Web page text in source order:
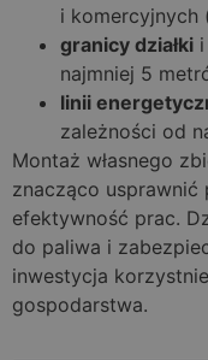
i komercyjnych
granicy działki
najmniej 5
linii
zależności od
Montaż własnego
znacząco
efektywność prac.
do paliwa i
inwestycja
gospodarstwa.